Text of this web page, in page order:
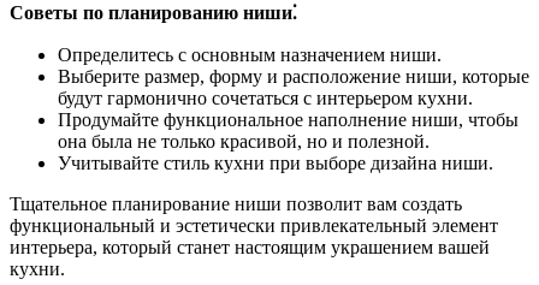
Советы по планированию ниши⁚
Определитесь с основным назначением ниши.
Выберите размер, форму и расположение ниши, которые
будут гармонично сочетаться с интерьером кухни.
Продумайте функциональное наполнение ниши, чтобы
она была не только красивой, но и полезной.
Учитывайте стиль кухни при выборе дизайна ниши.
Тщательное планирование ниши позволит вам создать
функциональный и эстетически привлекательный элемент
интерьера, который станет настоящим украшением вашей
кухни.